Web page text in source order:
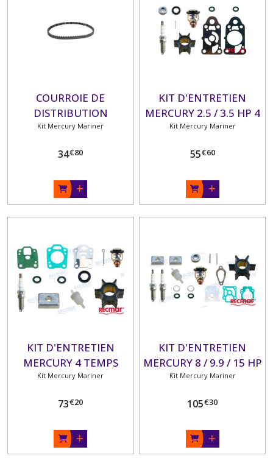
COURROIE DE
DISTRIBUTION
MERCURY 25CV
8M0072670
Kit Mercury Mariner
34€80
KIT D'ENTRETIEN
MERCURY 2.5 / 3.5 HP 4
TEMPS
Kit Mercury Mariner
55€60
KIT D'ENTRETIEN
MERCURY 4 TEMPS
4/5/6 HP
Kit Mercury Mariner
73€20
KIT D'ENTRETIEN
MERCURY 8 / 9.9 / 15 HP
(209 CC) 4 TEMPS
Kit Mercury Mariner
105€30